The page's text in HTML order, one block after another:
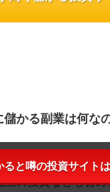
高く儲かる投資サ
儲かる副業は何な
生の投資なども含
ると噂の投資サイト